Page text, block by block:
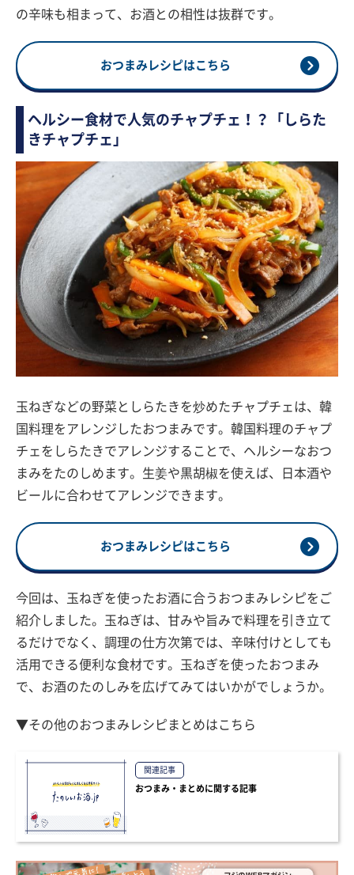
の辛味も相まって、お酒との相性は抜群です。
おつまみレシピはこちら
ヘルシー食材で人気のチャプチェ！？「しらた
きチャプチェ」
玉ねぎなどの野菜としらたきを炒めたチャプチェは、韓
国料理をアレンジしたおつまみです。韓国料理のチャプ
チェをしらたきでアレンジすることで、ヘルシーなおつ
まみをたのしめます。生姜や黒胡椒を使えば、日本酒や
ビールに合わせてアレンジできます。
おつまみレシピはこちら
今回は、玉ねぎを使ったお酒に合うおつまみレシピをご
紹介しました。玉ねぎは、甘みや旨みで料理を引き立て
るだけでなく、調理の仕方次第では、辛味付けとしても
活用できる便利な食材です。玉ねぎを使ったおつまみ
で、お酒のたのしみを広げてみてはいかがでしょうか。
▼その他のおつまみレシピまとめはこちら
関連記事
おつまみ・まとめに関する記事